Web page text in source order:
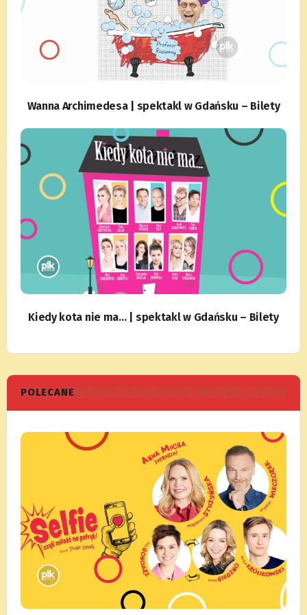
Wanna Archimedesa | spektakl w Gdańsku – Bilety
Kiedy kota nie ma… | spektakl w Gdańsku – Bilety
POLECANE